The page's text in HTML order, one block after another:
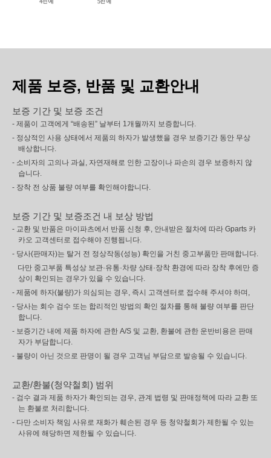
제품 보증, 반품 및 교환안내
보증 기간 및 보증 조건
- 제품이 고객에게 “배송된” 날부터 1개월까지 보증합니다.
- 정상적인 사용 상태에서 제품의 하자가 발생했을 경우 보증기간 동안 무상
배상합니다.
- 소비자의 고의나 과실, 자연재해로 인한 고장이나 파손의 경우 보증하지 않
습니다.
- 장착 전 상품 불량 여부를 확인해야합니다.
보증 기간 및 보증조건 내 보상 방법
- 교환 및 반품은 마이파츠에서 반품 신청 후, 안내받은 절차에 따라 Gparts 카
카오 고객센터로 접수해야 진행됩니다.
- 당사(판매자)는 탈거 전 정상작동(성능) 확인을 거친 중고부품만 판매합니다.
다만 중고부품 특성상 보관·유통·차량 상태·장착 환경에 따라 장착 후에만 증
상이 확인되는 경우가 있을 수 있습니다.
- 제품에 하자(불량)가 의심되는 경우, 즉시 고객센터로 접수해 주셔야 하며,
- 당사는 회수 검수 또는 합리적인 방법의 확인 절차를 통해 불량 여부를 판단
합니다.
- 보증기간 내에 제품 하자에 관한 A/S 및 교환, 환불에 관한 운반비용은 판매
자가 부담합니다.
- 불량이 아닌 것으로 판명이 될 경우 고객님 부담으로 발송될 수 있습니다.
교환/환불(청약철회) 범위
- 검수 결과 제품 하자가 확인되는 경우, 관계 법령 및 판매정책에 따라 교환 또
는 환불로 처리합니다.
- 다만 소비자 책임 사유로 재화가 훼손된 경우 등 청약철회가 제한될 수 있는
사유에 해당하면 제한될 수 있습니다.